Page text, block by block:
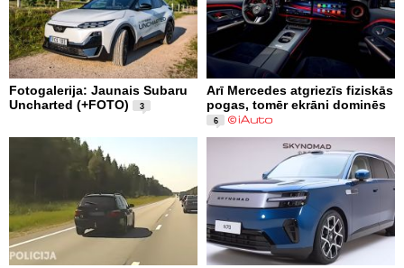
Fotogalerija: Jaunais Subaru
Uncharted (+FOTO)
3
Arī Mercedes atgriezīs fiziskās
pogas, tomēr ekrāni dominēs
6